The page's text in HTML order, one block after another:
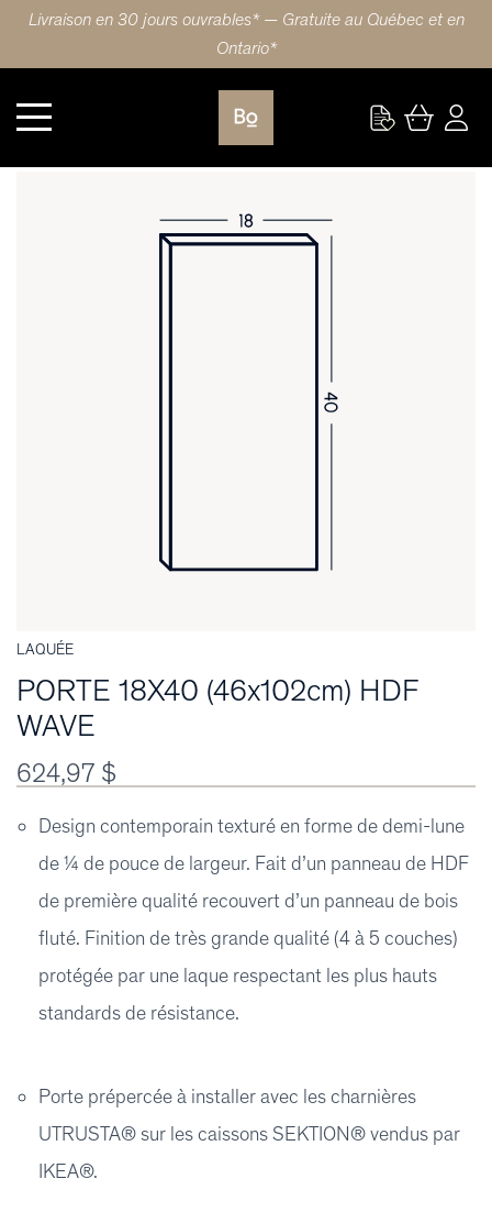
Livraison en 30 jours ouvrables* — Gratuite au Québec et en
Ontario*
Cuisine PORTE 18X40 (46x102cm) HDF WAVE
LAQUÉE
PORTE 18X40 (46x102cm) HDF
WAVE
624,97 $
Design contemporain texturé en forme de demi-lune
de ¼ de pouce de largeur. Fait d’un panneau de HDF
de première qualité recouvert d’un panneau de bois
fluté. Finition de très grande qualité (4 à 5 couches)
protégée par une laque respectant les plus hauts
standards de résistance.
Porte prépercée à installer avec les charnières
UTRUSTA® sur les caissons SEKTION® vendus par
IKEA®.